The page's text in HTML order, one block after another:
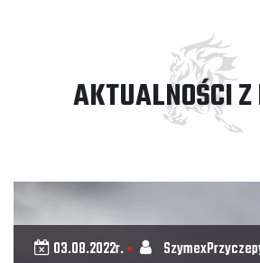
AKTUALNOŚCI Z
03.08.2022r.•